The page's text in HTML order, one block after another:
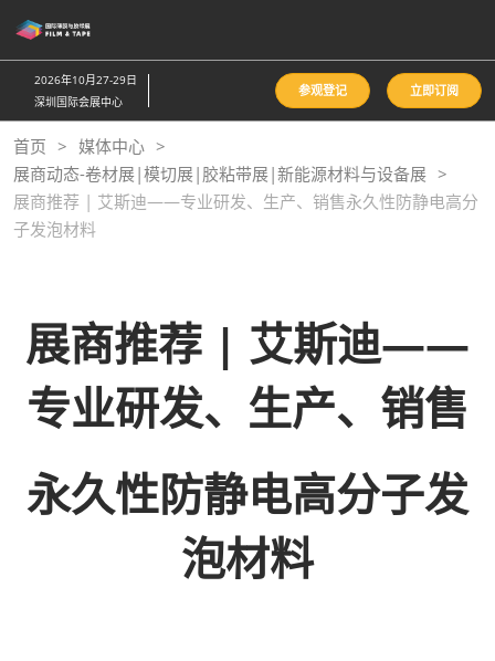
接
跳
至
内
容
2026年10月27-29日
深圳国际会展中心
参观登记 立即订阅
首页
媒体中心
展商动态-卷材展|模切展|胶粘带展|新能源材料与设备展
展商推荐 | 艾斯迪——专业研发、生产、销售永久性防静电高分
子发泡材料
展商推荐 | 艾斯迪——
专业研发、生产、销售
永久性防静电高分子发
泡材料